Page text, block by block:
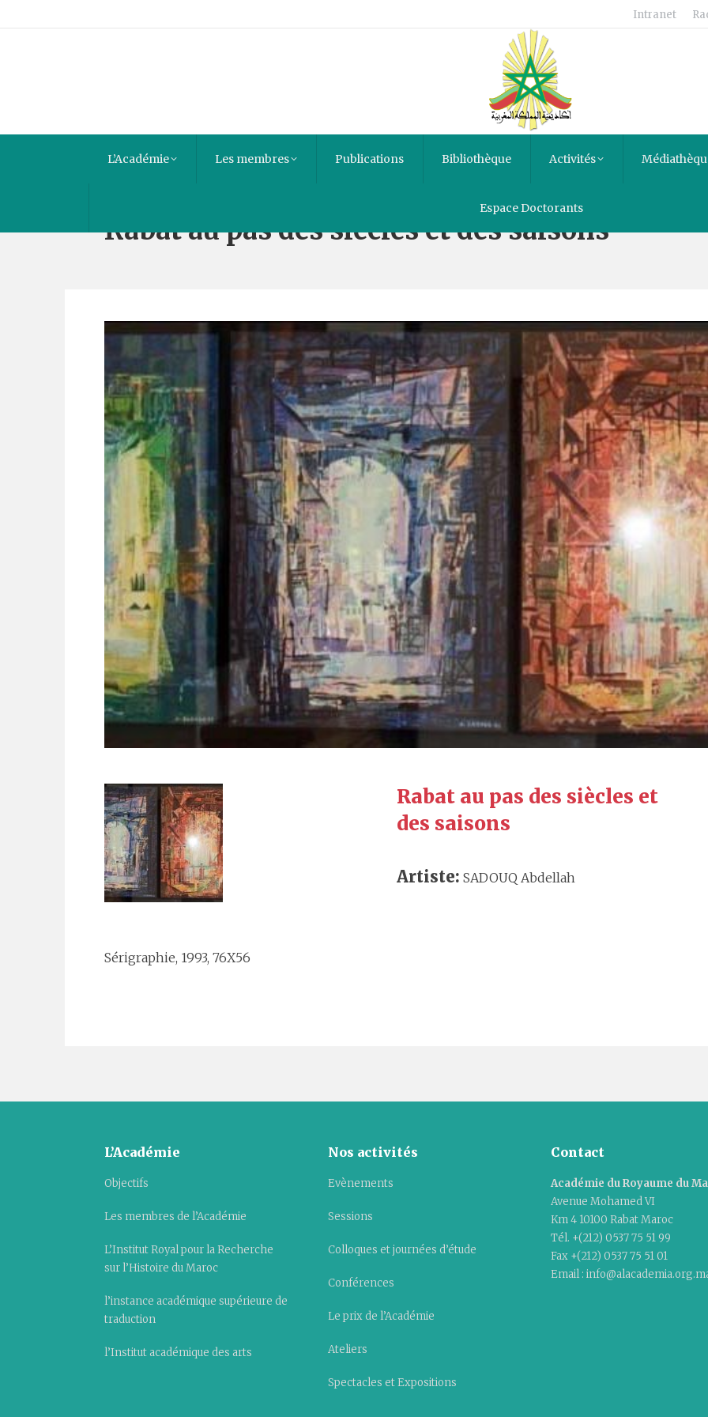
Intranet
L’Académie Les membres Publications Bibliothèque Activités
Espace Doctorants
Rabat au pas des siècles et des saisons
Rabat au pas des siècles et
des saisons
Artiste: SADOUQ Abdellah
Sérigraphie, 1993, 76X56
L’Académie
Objectifs
Les membres de l’Académie
L’Institut Royal pour la Recherche
sur l’Histoire du Maroc
l’instance académique supérieure de
traduction
l’Institut académique des arts
Nos activités
Evènements
Sessions
Colloques et journées d’étude
Conférences
Le prix de l’Académie
Ateliers
Spectacles et Expositions
Contact
Académie du Royaume du
Avenue Mohamed VI
Km 4 10100 Rabat Maroc
Tél. +(212) 0537 75 51 99
Fax +(212) 0537 75 51 01
Email :